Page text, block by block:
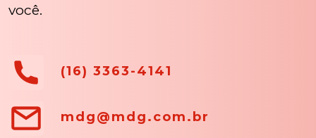
você.
(16) 3363-4141
mdg@mdg.com.br